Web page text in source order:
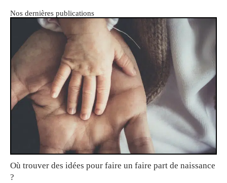
Nos dernières publications
Où trouver des idées pour faire un faire part de naissance
?